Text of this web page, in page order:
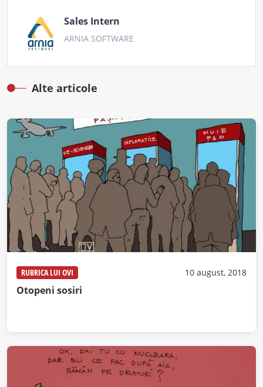
Sales Intern
ARNIA SOFTWARE
Alte articole
RUBRICA LUI OVI 10 august, 2018
Otopeni sosiri